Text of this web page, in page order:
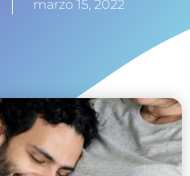
marzo 15, 2022